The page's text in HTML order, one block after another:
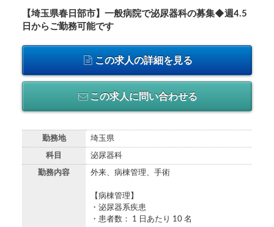
【埼玉県春日部市】一般病院で泌尿器科の募集◆週4.5
日からご勤務可能です
この求人の詳細を見る
この求人に問い合わせる
勤務地 埼玉県
科目 泌尿器科
勤務内容 外来、病棟管理、手術
【病棟管理】
・泌尿器系疾患
・患者数： 1 日あたり 10 名